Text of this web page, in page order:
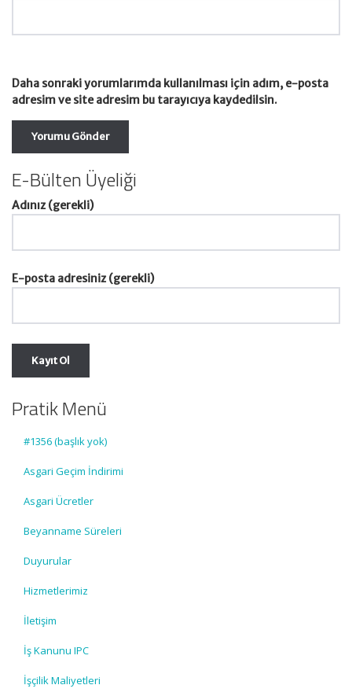
Daha sonraki yorumlarımda kullanılması için adım, e-posta
adresim ve site adresim bu tarayıcıya kaydedilsin.
E-Bülten Üyeliği
Adınız (gerekli)
E-posta adresiniz (gerekli)
Pratik Menü
#1356 (başlık yok)
Asgari Geçim İndirimi
Asgari Ücretler
Beyanname Süreleri
Duyurular
Hizmetlerimiz
İletişim
İş Kanunu IPC
İşçilik Maliyetleri